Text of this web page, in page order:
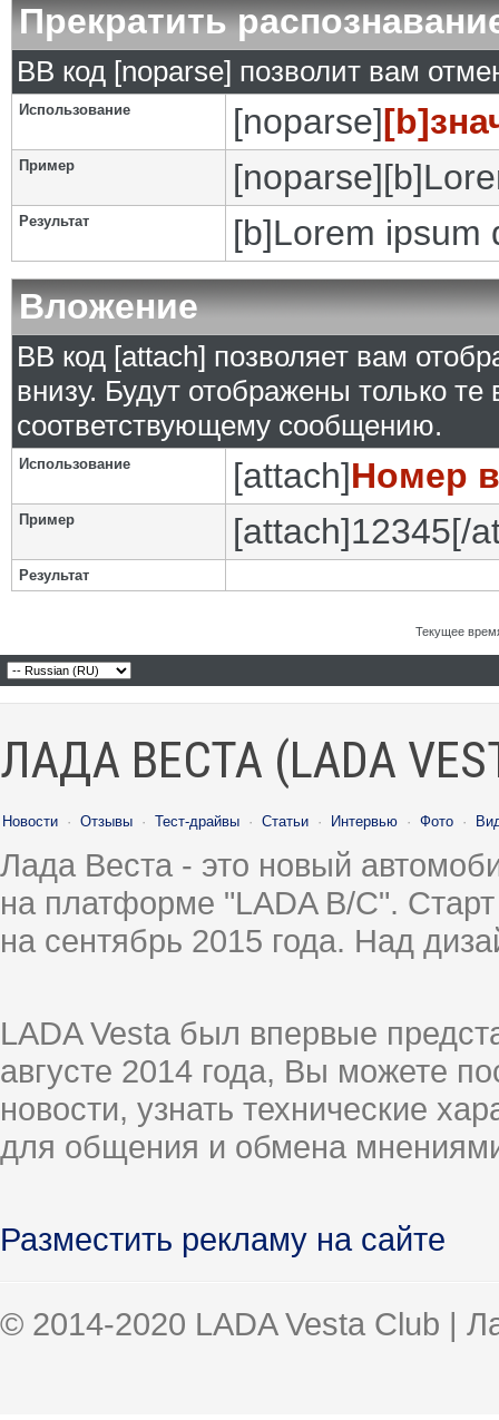
Прекратить
BB код [noparse] позволит вам
Использование [noparse]
Пример
Результат
[b]Lorem ipsum
Вложение
BB код [attach] позволяет вам
внизу. Будут отображены только
соответствующему сообщению.
Использование [attach]Номер
Пример [attach]12345[/
Результат
Текущее
ЛАДА ВЕСТА (LADA
Новости · Отзывы · Тест-драйвы · Статьи · Интервью · Фото ·
Лада Веста - это новый
на платформе "LADA B/C".
на сентябрь 2015 года. Над
LADA Vesta был впервые
августе 2014 года, Вы можете
новости, узнать технические
для общения и обмена
Разместить рекламу на сайте
© 2014-2020 LADA Vesta Club |